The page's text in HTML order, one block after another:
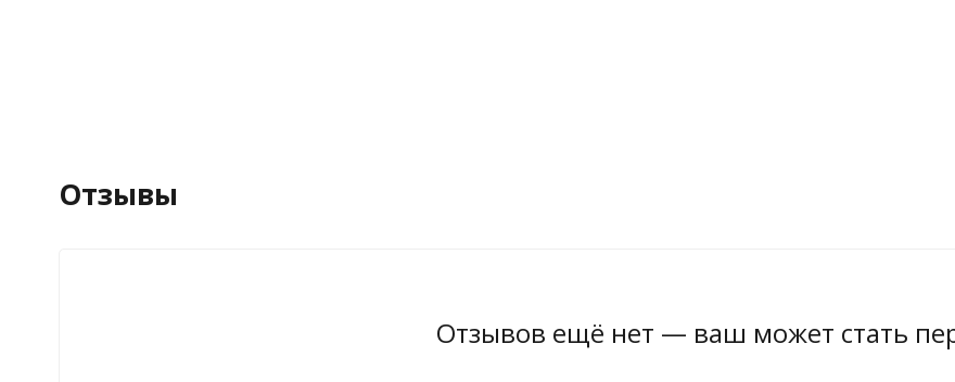
Отзывы
Отзывов ещё нет — ваш может стать